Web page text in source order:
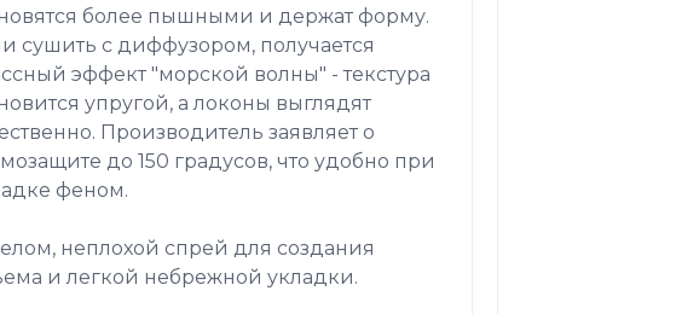
более пышными и держат форму.
сушить с диффузором, получается
эффект "морской волны" - текстура
упругой, а локоны выглядят
Производитель заявляет о
до 150 градусов, что удобно при
феном.
неплохой спрей для создания
и легкой небрежной укладки.